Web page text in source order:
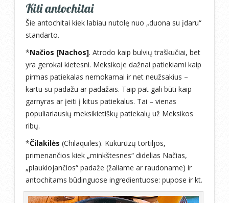
Kiti antochitai
Šie antochitai kiek labiau nutolę nuo „duona su įdaru“
standarto.
*Načios [Nachos]. Atrodo kaip bulvių traškučiai, bet
yra gerokai kietesni. Meksikoje dažnai patiekiami kaip
pirmas patiekalas nemokamai ir net neužsakius –
kartu su padažu ar padažais. Taip pat gali būti kaip
garnyras ar įeiti į kitus patiekalus. Tai – vienas
populiariausių meksikietiškų patiekalų už Meksikos
ribų.
*Čilakilės (Chilaquiles). Kukurūzų tortiljos,
primenančios kiek „minkštesnes“ didelias Načias,
„plaukiojančios“ padaže (žaliame ar raudoname) ir
antochitams būdinguose ingredientuose: pupose ir kt.